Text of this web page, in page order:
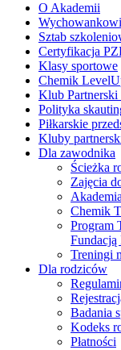
O Akademii
Sztab
Certyfikacja
Klasy sportowe
Chemik
Klub
Polityka
Piłkarskie
Kluby
Dla zawodnika
Ścieżka
Zajęcia
Chemik
Program
Fundacją
Treningi
Dla rodziców
Badania
Kodeks
Płatności